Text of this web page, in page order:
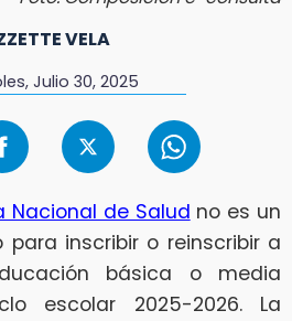
VELA
Julio 30, 2025
Nacional de Salud no es un
para inscribir o reinscribir a
básica o media
escolar 2025-2026. La